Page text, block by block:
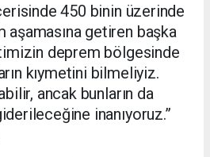
450 binin üzerinde
aşamasına getiren başka
deprem bölgesinde
kıymetini bilmeliyiz.
ancak bunların da
inanıyoruz.”